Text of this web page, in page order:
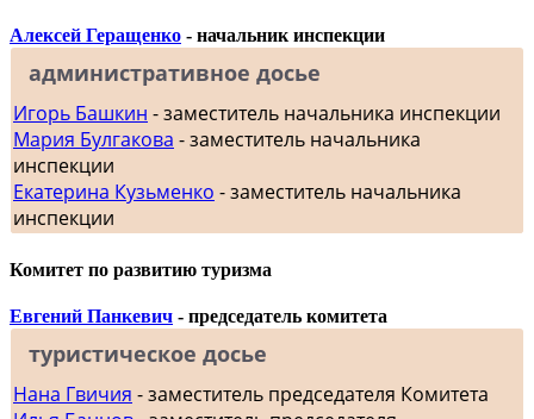
Алексей Геращенко - начальник инспекции
административное досье
Игорь Башкин - заместитель начальника инспекции
Мария Булгакова - заместитель начальника
инспекции
Екатерина Кузьменко - заместитель начальника
инспекции
Комитет по развитию туризма
Евгений Панкевич - председатель комитета
туристическое досье
Нана Гвичия - заместитель председателя Комитета